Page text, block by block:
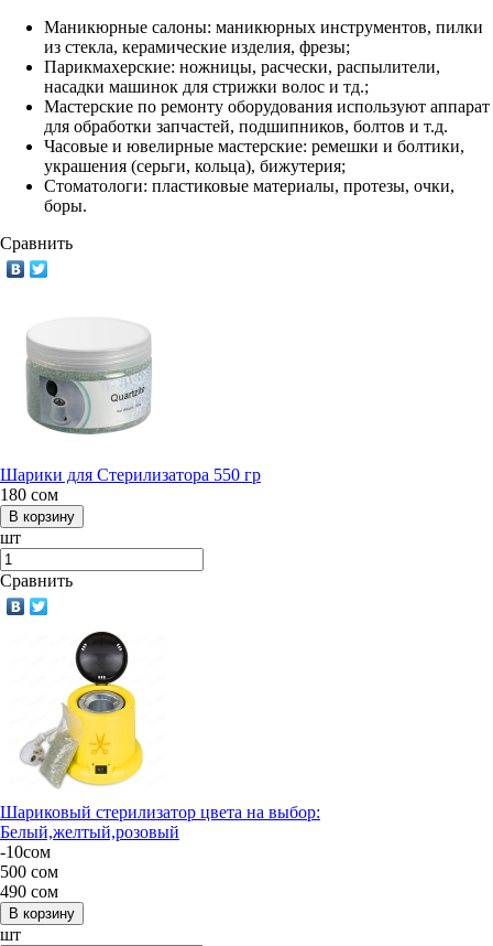
Маникюрные салоны: маникюрных инструментов, пилки
из стекла, керамические изделия, фрезы;
Парикмахерские: ножницы, расчески, распылители,
насадки машинок для стрижки волос и тд.;
Мастерские по ремонту оборудования используют аппарат
для обработки запчастей, подшипников, болтов и т.д.
Часовые и ювелирные мастерские: ремешки и болтики,
украшения (серьги, кольца), бижутерия;
Стоматологи: пластиковые материалы, протезы, очки,
боры.
Сравнить
Шарики для Стерилизатора 550 гр
180 сом
шт
Сравнить
Шариковый стерилизатор цвета на выбор:
Белый,желтый,розовый
-10сом
500 сом
490 сом
шт